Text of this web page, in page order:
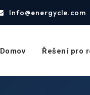
Info@energycle.com
Domov Řešení pro